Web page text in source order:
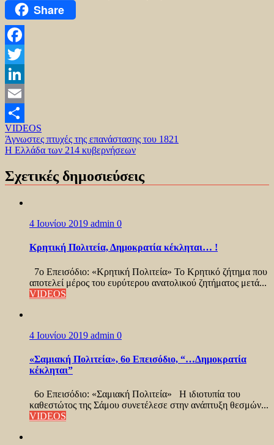
Share
Facebook
Twitter
LinkedIn
Email
Μοιραστείτε
VIDEOS
Πλοήγηση
άρθρων
Άγνωστες πτυχές της επανάστασης του 1821
Η Ελλάδα των 214 κυβερνήσεων
Σχετικές δημοσιεύσεις
4 Ιουνίου 2019 admin 0
Κρητική Πολιτεία, Δημοκρατία κέκληται… !
7ο Επεισόδιο: «Κρητική Πολιτεία» Το Κρητικό ζήτημα που
αποτελεί μέρος του ευρύτερου ανατολικού ζητήματος μετά...
VIDEOS
4 Ιουνίου 2019 admin 0
«Σαμιακή Πολιτεία», 6ο Επεισόδιο, “…Δημοκρατία
κέκληται”
6ο Επεισόδιο: «Σαμιακή Πολιτεία» Η ιδιοτυπία του
καθεστώτος της Σάμου συνετέλεσε στην ανάπτυξη θεσμών...
VIDEOS